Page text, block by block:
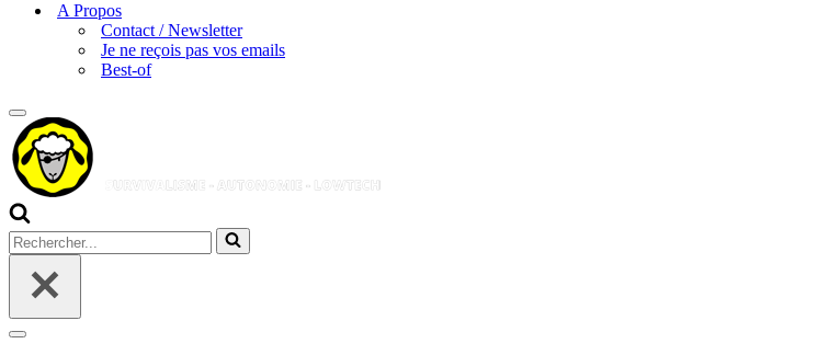
A Propos
Contact / Newsletter
Je ne reçois pas vos emails
Best-of
Menu
de
navigation
Rechercher...
Menu